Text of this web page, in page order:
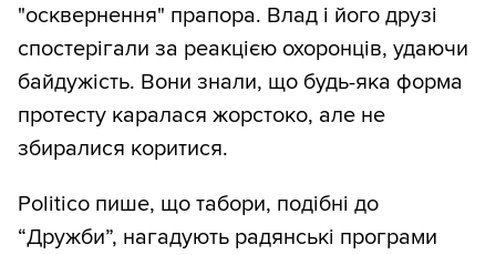
"осквернення" прапора. Влад і його друзі
спостерігали за реакцією охоронців, удаючи
байдужість. Вони знали, що будь-яка форма
протесту каралася жорстоко, але не
збиралися коритися.
Politico пише, що табори, подібні до
“Дружби”, нагадують радянські програми